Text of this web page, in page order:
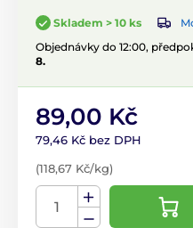
Skladem > 10 ks
Objednávky do 12:00,
8.
89,00 Kč
79,46 Kč bez DPH
(118,67 Kč/kg)